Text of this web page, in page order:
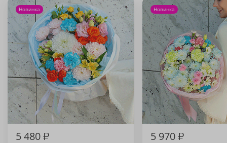
Новинка
5 480₽
Новинка
5 970₽